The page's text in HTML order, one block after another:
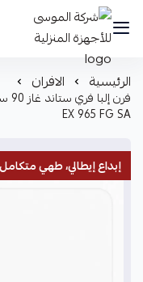
شركة الموسى
الرئيسية الافران
EX 965 FG SA
إبداع إيطالي، طهي متكامل